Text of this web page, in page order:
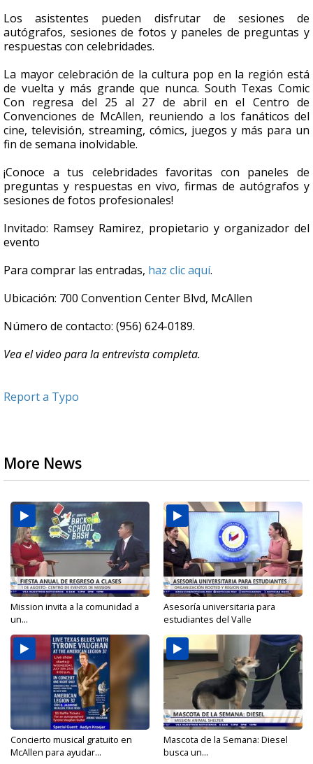
Los asistentes pueden disfrutar de sesiones de
autógrafos, sesiones de fotos y paneles de preguntas y
respuestas con celebridades.
La mayor celebración de la cultura pop en la región está
de vuelta y más grande que nunca. South Texas Comic
Con regresa del 25 al 27 de abril en el Centro de
Convenciones de McAllen, reuniendo a los fanáticos del
cine, televisión, streaming, cómics, juegos y más para un
fin de semana inolvidable.
¡Conoce a tus celebridades favoritas con paneles de
preguntas y respuestas en vivo, firmas de autógrafos y
sesiones de fotos profesionales!
Invitado: Ramsey Ramirez, propietario y organizador del
evento
Para comprar las entradas, haz clic aquí.
Ubicación: 700 Convention Center Blvd, McAllen
Número de contacto: (956) 624-0189.
Vea el video para la entrevista completa.
Report a Typo
More News
Mission invita a la comunidad a
un...
Asesoría universitaria para
estudiantes del Valle
Concierto musical gratuito en
McAllen para ayudar...
Mascota de la Semana: Diesel
busca un...